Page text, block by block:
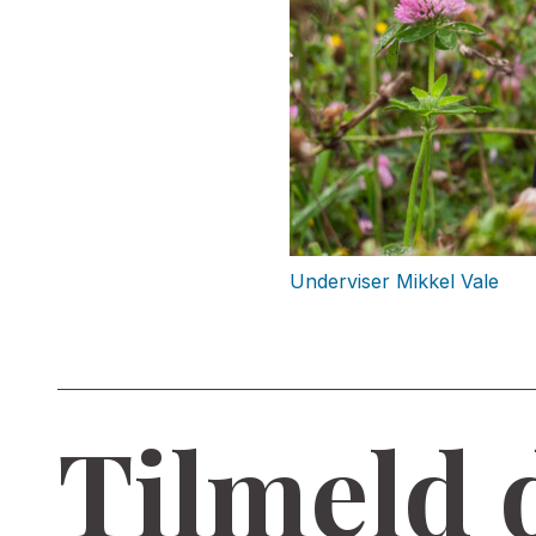
Underviser Mikkel Vale
Tilmeld